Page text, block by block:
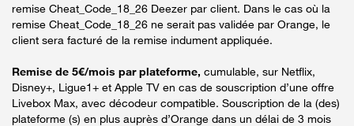
remise Cheat_Code_18_26 Deezer par client. Dans le cas où la
remise Cheat_Code_18_26 ne serait pas validée par Orange, le
client sera facturé de la remise indument appliquée.
Remise de 5€/mois par plateforme, cumulable, sur Netflix,
Disney+, Ligue1+ et Apple TV en cas de souscription d’une offre
Livebox Max, avec décodeur compatible. Souscription de la (des)
plateforme (s) en plus auprès d’Orange dans un délai de 3 mois